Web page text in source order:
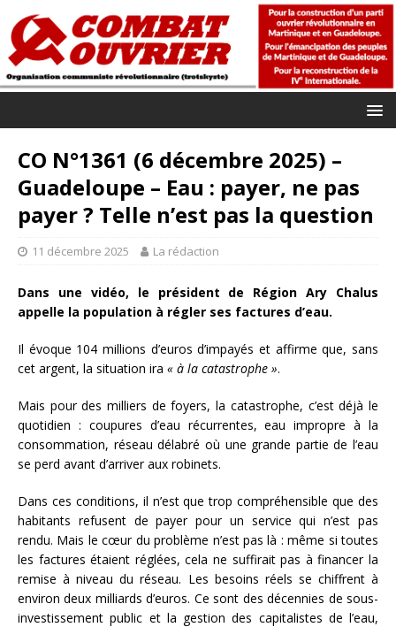
CO N°1361 (6 décembre 2025) –
Guadeloupe – Eau : payer, ne pas
payer ? Telle n’est pas la question
11 décembre 2025 La rédaction
Dans une vidéo, le président de Région Ary Chalus
appelle la population à régler ses factures d’eau.
Il évoque 104 millions d’euros d’impayés et affirme que, sans
cet argent, la situation ira « à la catastrophe ».
Mais pour des milliers de foyers, la catastrophe, c’est déjà le
quotidien : coupures d’eau récurrentes, eau impropre à la
consommation, réseau délabré où une grande partie de l’eau
se perd avant d’arriver aux robinets.
Dans ces conditions, il n’est que trop compréhensible que des
habitants refusent de payer pour un service qui n’est pas
rendu. Mais le cœur du problème n’est pas là : même si toutes
les factures étaient réglées, cela ne suffirait pas à financer la
remise à niveau du réseau. Les besoins réels se chiffrent à
environ deux milliards d’euros. Ce sont des décennies de sous-
investissement public et la gestion des capitalistes de l’eau,